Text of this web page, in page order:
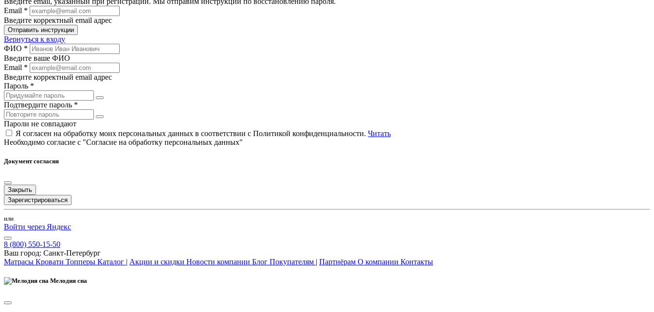
Email *
Введите корректный email адрес
Отправить инструкции
Вернуться к входу
ФИО *
Введите ваше ФИО
Email *
Введите корректный email адрес
Пароль *
Подтвердите пароль *
Пароли не совпадают
Я согласен на обработку моих персональных данных в соответствии с Политикой конфиденциальности. Читать
Необходимо согласие с "Согласие на обработку персональных данных"
Документ согласия
Закрыть
Зарегистрироваться
или
Войти через Яндекс
8 (800) 550-15-50
Ваш город: Санкт-Петербург
Матрасы Кровати Топперы Каталог | Акции и скидки Новости компании Блог Покупателям | Партнёрам О компании Контакты
Мелодия сна